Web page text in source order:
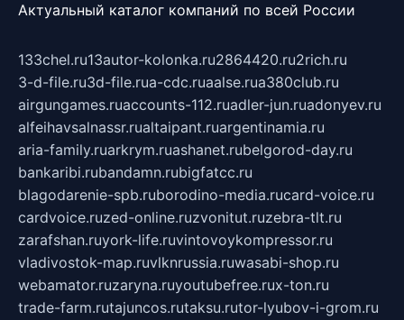
Актуальный каталог компаний по всей России
133chel.ru13autor-kolonka.ru2864420.ru2rich.ru
3-d-file.ru3d-file.rua-cdc.ruaalse.rua380club.ru
airgungames.ruaccounts-112.ruadler-jun.ruadonyev.ru
alfeihavsalnassr.rualtaipant.ruargentinamia.ru
aria-family.ruarkrym.ruashanet.rubelgorod-day.ru
bankaribi.rubandamn.rubigfatcc.ru
blagodarenie-spb.ruborodino-media.rucard-voice.ru
cardvoice.ruzed-online.ruzvonitut.ruzebra-tlt.ru
zarafshan.ruyork-life.ruvintovoykompressor.ru
vladivostok-map.ruvlknrussia.ruwasabi-shop.ru
webamator.ruzaryna.ruyoutubefree.rux-ton.ru
trade-farm.rutajuncos.rutaksu.rutor-lyubov-i-grom.ru